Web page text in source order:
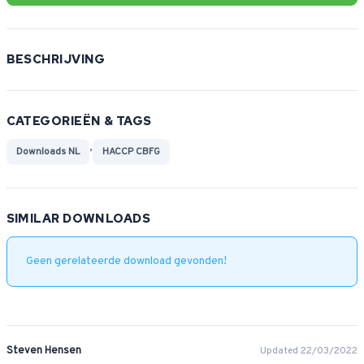
BESCHRIJVING
CATEGORIEËN & TAGS
Downloads NL , HACCP CBFG
SIMILAR DOWNLOADS
Geen gerelateerde download gevonden!
Steven Hensen Updated 22/03/2022